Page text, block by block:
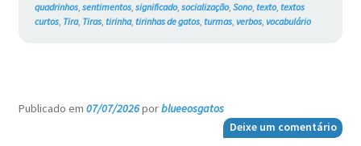
quadrinhos, sentimentos, significado, socialização, Sono, texto, textos
curtos, Tira, Tiras, tirinha, tirinhas de gatos, turmas, verbos, vocabulário
Publicado em 07/07/2026porblueeosgatos
Deixe um comentário